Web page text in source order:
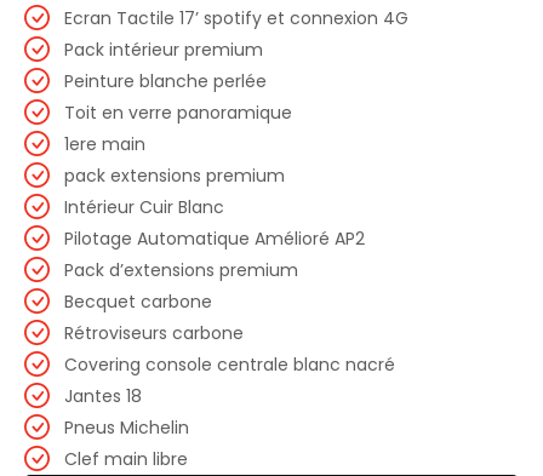
Ecran Tactile 17’ spotify et connexion 4G
Pack intérieur premium
Peinture blanche perlée
Toit en verre panoramique
1ere main
pack extensions premium
Intérieur Cuir Blanc
Pilotage Automatique Amélioré AP2
Pack d’extensions premium
Becquet carbone
Rétroviseurs carbone
Covering console centrale blanc nacré
Jantes 18
Pneus Michelin
Clef main libre